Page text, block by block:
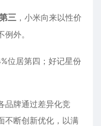
三 ，小米向来以性价
外。
位居第四；好记星份
品牌通过差异化竞
不断创新优化，以满